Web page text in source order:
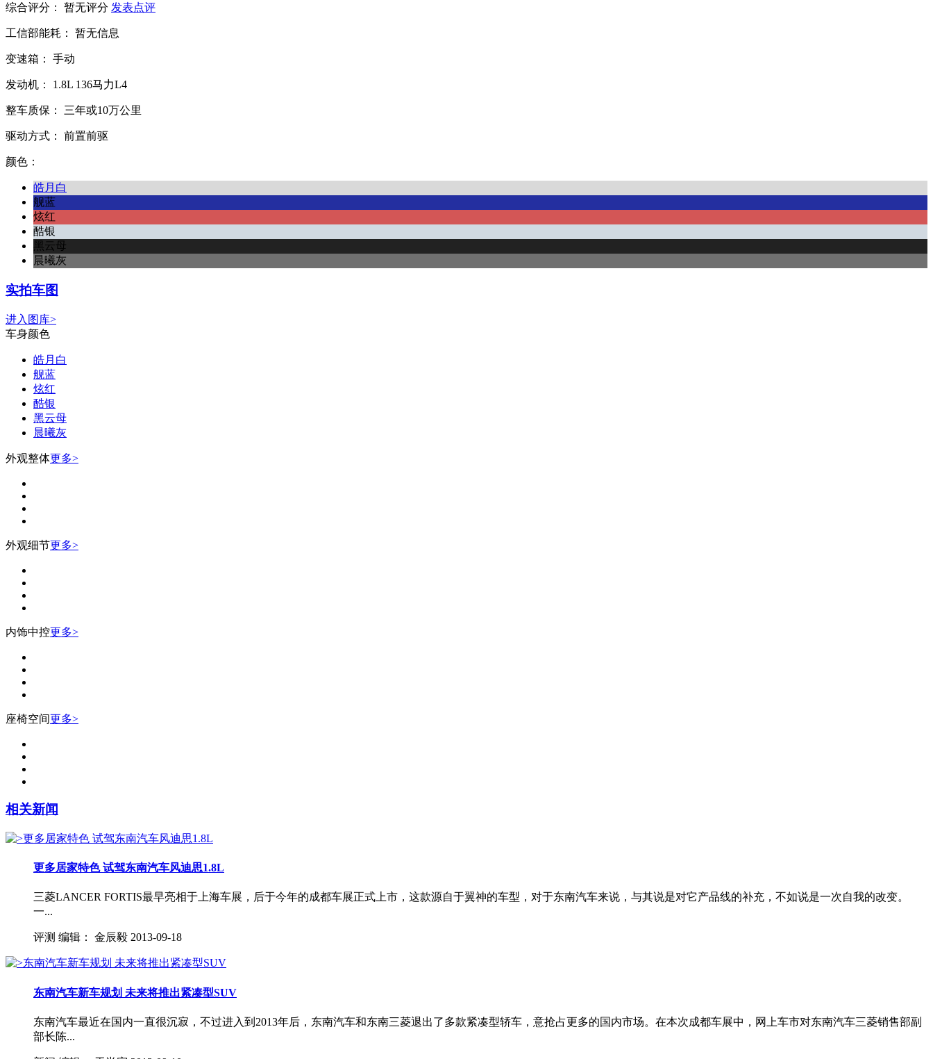
综合评分： 暂无评分 发表点评
工信部能耗： 暂无信息
变速箱： 手动
发动机： 1.8L 136马力L4
整车质保： 三年或10万公里
驱动方式： 前置前驱
颜色：
皓月白
舰蓝
炫红
酷银
黑云母
晨曦灰
实拍车图
进入图库>
车身颜色
皓月白
舰蓝
炫红
酷银
黑云母
晨曦灰
外观整体更多>
外观细节更多>
内饰中控更多>
座椅空间更多>
相关新闻
更多居家特色 试驾东南汽车风迪思1.8L
三菱LANCER FORTIS最早亮相于上海车展，后于今年的成都车展正式上市，这款源自于翼神的车型，对于东南汽车来说，与其说是对它产品线的补充，不如说是一次自我的改变。
一...
评测 编辑： 金辰毅 2013-09-18
东南汽车新车规划 未来将推出紧凑型SUV
东南汽车最近在国内一直很沉寂，不过进入到2013年后，东南汽车和东南三菱退出了多款紧凑型轿车，意抢占更多的国内市场。在本次成都车展中，网上车市对东南汽车三菱销售部副
部长陈...